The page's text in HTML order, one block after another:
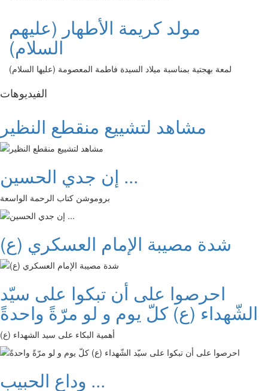
مولد كريمة الأطهار (عليهم
السلام)
لمعة بهجتية بمناسبة ميلاد السيدة فاطمة المعصومة (عليها السلام)
الفیدیوهات
مشاهد لتشييع منقطع النظير
إن جدي الحسين ...
بروموشن كتاب الرحمة الواسعة
شدة مصيبة الإمام العسكري (ع)
احرصوا على أن تبكوا على سيّد
الشّهداء (ع) كلّ يوم و لو مرّةً واحدةً
أهمية البكاء على سيد الشهداء (ع)
وداع الحبيب ...